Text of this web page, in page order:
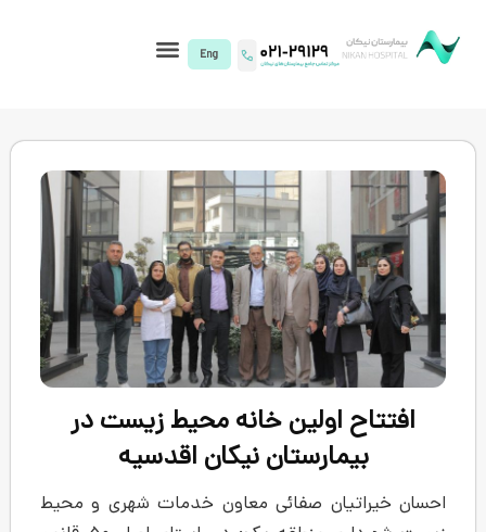
خانه محیط زیست در
نیکان اقدسیه
صفائی معاون خدمات شهری و محیط